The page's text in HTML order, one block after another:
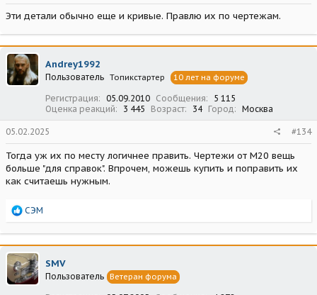
Эти детали обычно еще и кривые. Правлю их по чертежам.
Andrey1992
Пользователь Топикстартер 10 лет на форуме
Регистрация 05.09.2010 Сообщения
5 115
Оценка реакций
3 445 Возраст 34 Город Москва
05.02.2025 #134
Тогда уж их по месту логичнее править. Чертежи от М20 вещь
больше "для справок". Впрочем, можешь купить и поправить их
как считаешь нужным.
Р
а
к
ц
и
и
СЭМ
SMV
Пользователь Ветеран форума